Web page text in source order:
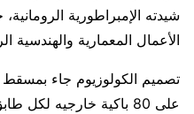
شيدته الإمبراطورية
الأعمال المعمارية والهندسية
تصميم الكولوزيوم جاء
على 80 باكية خارجيه